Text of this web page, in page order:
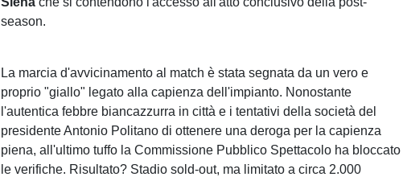
season.
La marcia d'avvicinamento al match è stata segnata da un vero e
proprio "giallo" legato alla capienza dell'impianto. Nonostante
l'autentica febbre biancazzurra in città e i tentativi della società del
presidente Antonio Politano di ottenere una deroga per la capienza
piena, all'ultimo tuffo la Commissione Pubblico Spettacolo ha bloccato
le verifiche. Risultato? Stadio sold-out, ma limitato a circa 2.000